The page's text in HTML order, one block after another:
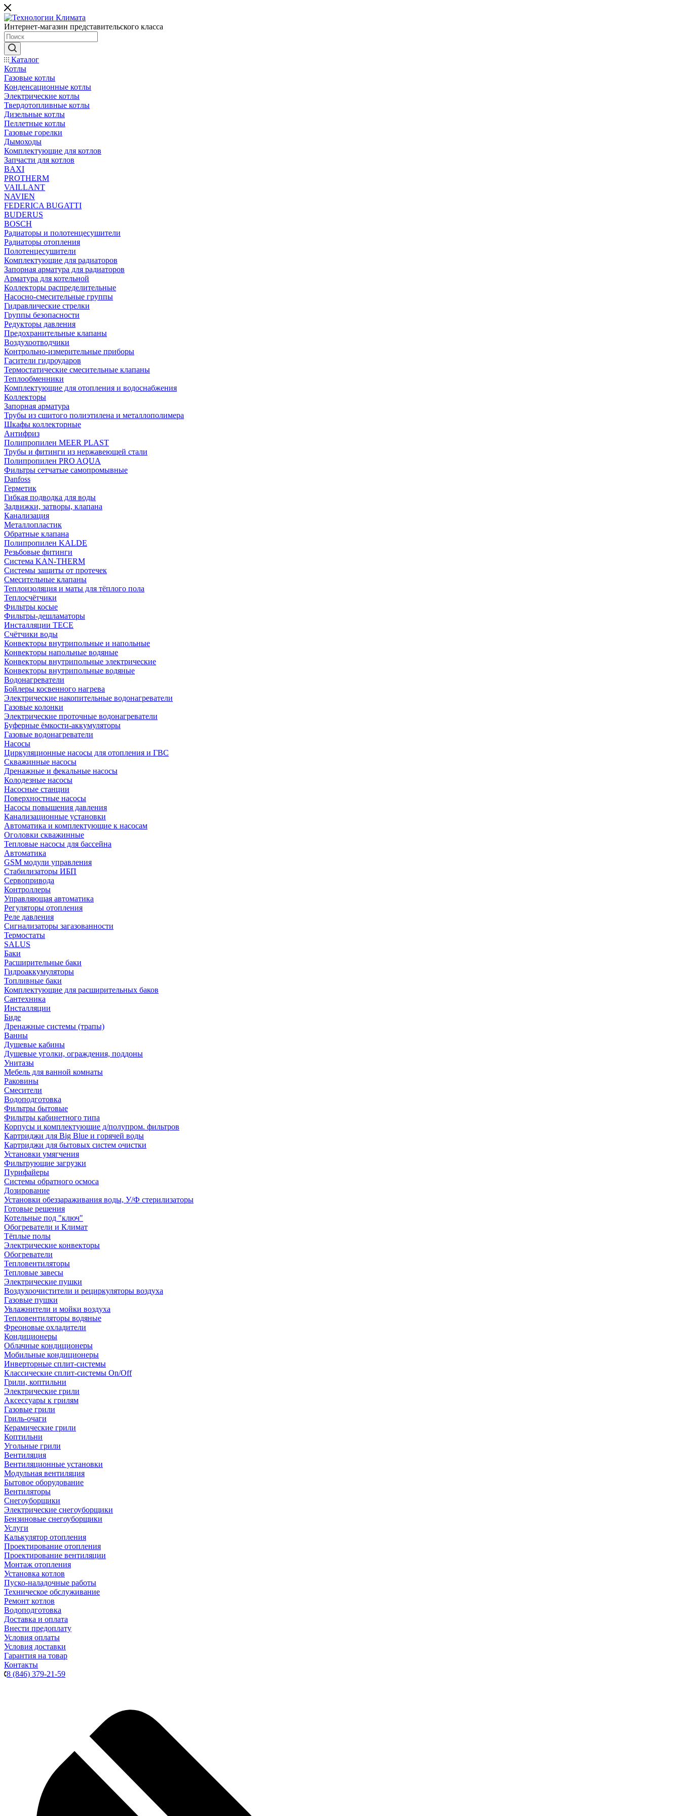
Интернет-магазин представительского класса
Каталог
Котлы
Газовые котлы
Конденсационные котлы
Электрические котлы
Твердотопливные котлы
Дизельные котлы
Пеллетные котлы
Газовые горелки
Дымоходы
Комплектующие для котлов
Запчасти для котлов
BAXI
PROTHERM
VAILLANT
NAVIEN
FEDERICA BUGATTI
BUDERUS
BOSCH
Радиаторы и полотенцесушители
Радиаторы отопления
Полотенцесушители
Комплектующие для радиаторов
Запорная арматура для радиаторов
Арматура для котельной
Коллекторы распределительные
Насосно-смесительные группы
Гидравлические стрелки
Группы безопасности
Редукторы давления
Предохранительные клапаны
Воздухоотводчики
Контрольно-измерительные приборы
Гасители гидроударов
Термостатические смесительные клапаны
Теплообменники
Комплектующие для отопления и водоснабжения
Коллекторы
Запорная арматура
Трубы из сшитого полиэтилена и металлополимера
Шкафы коллекторные
Антифриз
Полипропилен MEER PLAST
Трубы и фитинги из нержавеющей стали
Полипропилен PRO AQUA
Фильтры сетчатые самопромывные
Danfoss
Герметик
Гибкая подводка для воды
Задвижки, затворы, клапана
Канализация
Металлопластик
Обратные клапана
Полипропилен KALDE
Резьбовые фитинги
Система KAN-THERM
Системы защиты от протечек
Смесительные клапаны
Теплоизоляция и маты для тёплого пола
Теплосчётчики
Фильтры косые
Фильтры-дешламаторы
Инсталляции TECE
Счётчики воды
Конвекторы внутрипольные и напольные
Конвекторы напольные водяные
Конвекторы внутрипольные электрические
Конвекторы внутрипольные водяные
Водонагреватели
Бойлеры косвенного нагрева
Электрические накопительные водонагреватели
Газовые колонки
Электрические проточные водонагреватели
Буферные ёмкости-аккумуляторы
Газовые водонагреватели
Насосы
Циркуляционные насосы для отопления и ГВС
Скважинные насосы
Дренажные и фекальные насосы
Колодезные насосы
Насосные станции
Поверхностные насосы
Насосы повышения давления
Канализационные установки
Автоматика и комплектующие к насосам
Оголовки скважинные
Тепловые насосы для бассейна
Автоматика
GSM модули управления
Стабилизаторы ИБП
Сервопривода
Контроллеры
Управляющая автоматика
Регуляторы отопления
Реле давления
Сигнализаторы загазованности
Термостаты
SALUS
Баки
Расширительные баки
Гидроаккумуляторы
Топливные баки
Комплектующие для расширительных баков
Сантехника
Инсталляции
Биде
Дренажные системы (трапы)
Ванны
Душевые кабины
Душевые уголки, ограждения, поддоны
Унитазы
Мебель для ванной комнаты
Раковины
Смесители
Водоподготовка
Фильтры бытовые
Фильтры кабинетного типа
Корпусы и комплектующие д/полупром. фильтров
Картриджи для Big Blue и горячей воды
Картриджи для бытовых систем очистки
Установки умягчения
Фильтрующие загрузки
Пурифайеры
Системы обратного осмоса
Дозирование
Установки обеззараживания воды, У/Ф стерилизаторы
Готовые решения
Котельные под "ключ"
Обогреватели и Климат
Тёплые полы
Электрические конвекторы
Обогреватели
Тепловентиляторы
Тепловые завесы
Электрические пушки
Воздухоочистители и рециркуляторы воздуха
Газовые пушки
Увлажнители и мойки воздуха
Тепловентиляторы водяные
Фреоновые охладители
Кондиционеры
Облачные кондиционеры
Мобильные кондиционеры
Инверторные сплит-системы
Классические сплит-системы On/Off
Грили, коптильни
Электрические грили
Аксессуары к грилям
Газовые грили
Гриль-очаги
Керамические грили
Коптильни
Угольные грили
Вентиляция
Вентиляционные установки
Модульная вентиляция
Бытовое оборудование
Вентиляторы
Снегоуборщики
Электрические снегоуборщики
Бензиновые снегоуборщики
Услуги
Калькулятор отопления
Проектирование отопления
Проектирование вентиляции
Монтаж отопления
Установка котлов
Пуско-наладочные работы
Техническое обслуживание
Ремонт котлов
Водоподготовка
Доставка и оплата
Внести предоплату
Условия оплаты
Условия доставки
Гарантия на товар
Контакты
8 (846) 379-21-59